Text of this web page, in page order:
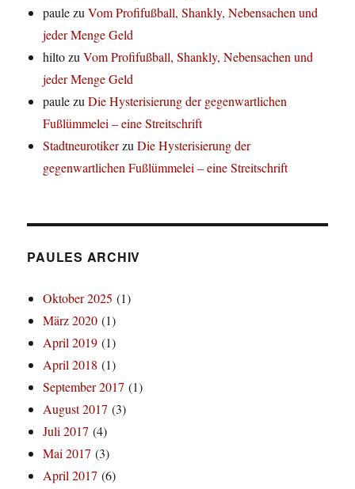
paulezuVom Profifußball, Shankly, Nebensachen und
jeder Menge Geld
hiltozuVom Profifußball, Shankly, Nebensachen und
jeder Menge Geld
paulezuDie Hysterisierung der gegenwartlichen
Fußlümmelei – eine Streitschrift
StadtneurotikerzuDie Hysterisierung der
gegenwartlichen Fußlümmelei – eine Streitschrift
PAULES ARCHIV
Oktober 2025 (1)
März 2020 (1)
April 2019 (1)
April 2018 (1)
September 2017 (1)
August 2017 (3)
Juli 2017 (4)
Mai 2017 (3)
April 2017 (6)